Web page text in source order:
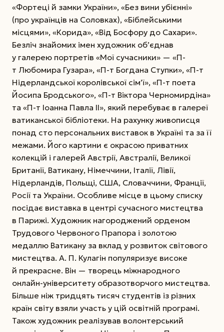
«Фортеці й замки України», «Без вини убієнні»
(про українців на Соловках), «Біблейськими
місцями», «Корида», «Від Босфору до Сахари».
Безліч знайомих імен художник об’єднав
у галерею портретів «Мої сучасники» — «П-
т Любомира Гузара», «П-т Богдана Ступки», «П-т
Нідерландської королівської сім’ї», «П-т поета
Йосипа Бродського», «П-т Віктора Черномирдіна»
та «П-т Іоанна Павла II», який перебуває в галереї
ватиканської бібліотеки. На рахунку живописця
понад сто персональних виставок в Україні та за її
межами. Його картини є окрасою приватних
колекцій і галерей Австрії, Австралії, Великої
Британії, Ватикану, Німеччини, Італії, Лівії,
Нідерландів, Польщі, США, Словаччини, Франції,
Росії та України. Особливе місце в цьому списку
посідає виставка в центрі сучасного мистецтва
в Парижі. Художник нагороджений орденом
Трудового Червоного Прапора і золотою
медаллю Ватикану за вклад у розвиток світового
мистецтва. А. П. Кулагін популяризує високе
й прекрасне. Він — творець міжнародного
онлайн-університету образотворчого мистецтва.
Більше ніж тридцять тисяч студентів із різних
країн світу взяли участь у цій освітній програмі.
Також художник реалізував волонтерський